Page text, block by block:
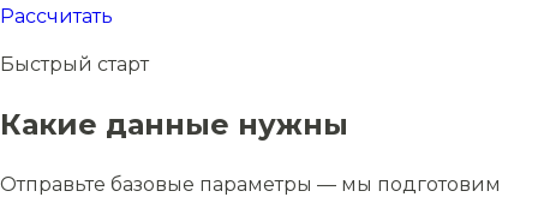
Рассчитать
Быстрый старт
Какие данные нужны
Отправьте базовые параметры — мы подготовим